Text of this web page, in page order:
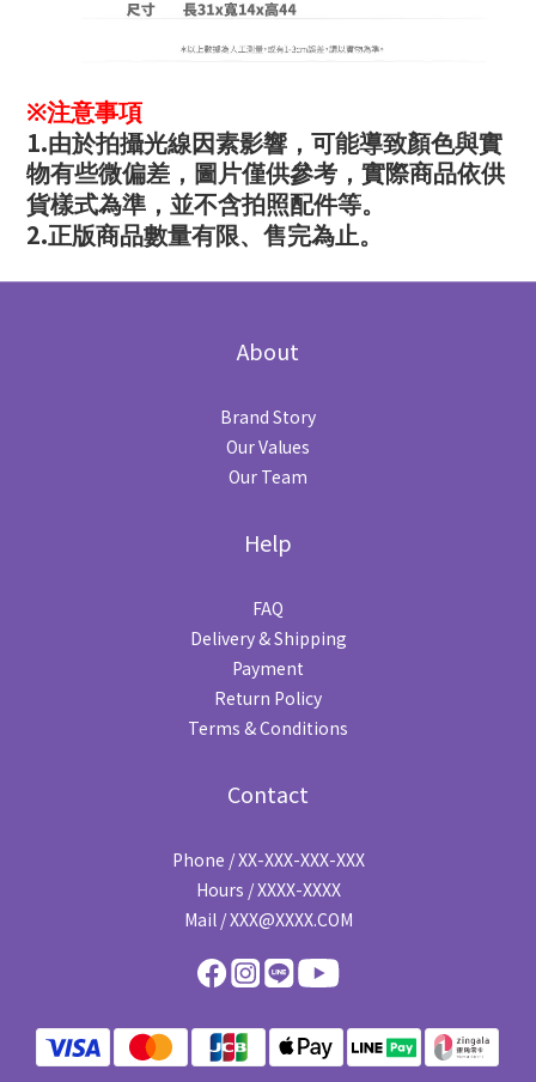
※注意事項
1.由於拍攝光線因素影響，可能導致顏色與實
物有些微偏差，圖片僅供參考，實際商品依供
貨樣式為準，並不含拍照配件等。
2.正版商品數量有限、售完為止。
About
Brand Story
Our Values
Our Team
Help
FAQ
Delivery & Shipping
Payment
Return Policy
Terms & Conditions
Contact
Phone / XX-XXX-XXX-XXX
Hours / XXXX-XXXX
Mail / XXX@XXXX.COM